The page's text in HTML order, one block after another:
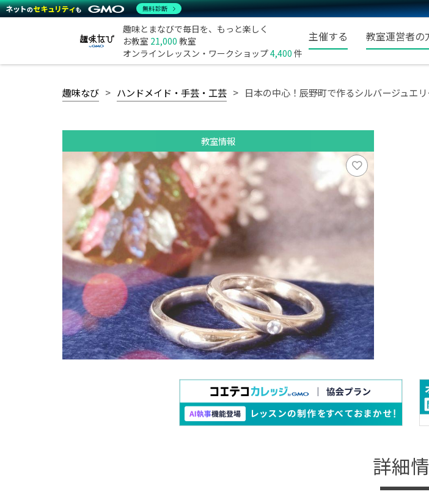
趣味とまなびで毎日を、もっと楽しく
お教室 21,000 教室
オンラインレッスン・ワークショップ4,400 件
主催する 教室運営者の
趣味なび ハンドメイド・手芸・工芸 日本の中心！辰野町で作るシルバージュ
教室情報
詳細
無料診断